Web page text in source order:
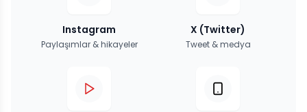
Instagram
Paylaşımlar & hikayeler
X (Twitter)
Tweet & medya